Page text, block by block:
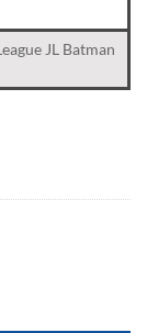
JL Batman